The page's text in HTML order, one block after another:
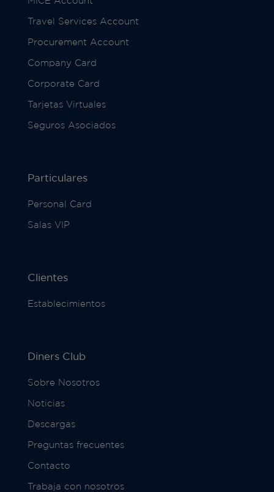
Travel Services Account
Procurement Account
Company Card
Corporate Card
Tarjetas Virtuales
Seguros Asociados
Particulares
Personal Card
Salas VIP
Clientes
Establecimientos
Diners Club
Sobre Nosotros
Noticias
Descargas
Preguntas frecuentes
Contacto
Trabaja con nosotros